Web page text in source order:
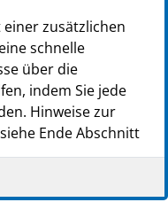
zusätzlichen
schnelle
über die
indem Sie jede
Hinweise zur
Ende Abschnitt
sorgfältig
behandelt